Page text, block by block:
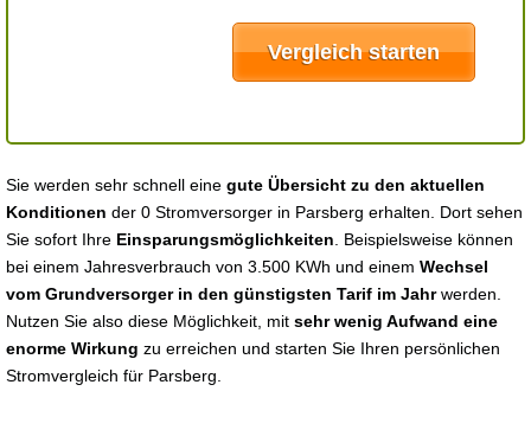
Sie werden sehr schnell eine gute Übersicht zu den aktuellen
Konditionen der 0 Stromversorger in Parsberg erhalten. Dort sehen
Sie sofort Ihre Einsparungsmöglichkeiten . Beispielsweise können
bei einem Jahresverbrauch von 3.500 KWh und einem Wechsel
vom Grundversorger in den günstigsten Tarif im Jahrwerden.
Nutzen Sie also diese Möglichkeit, mit sehr wenig Aufwand eine
enorme Wirkung zu erreichen und starten Sie Ihren persönlichen
Stromvergleich für Parsberg.